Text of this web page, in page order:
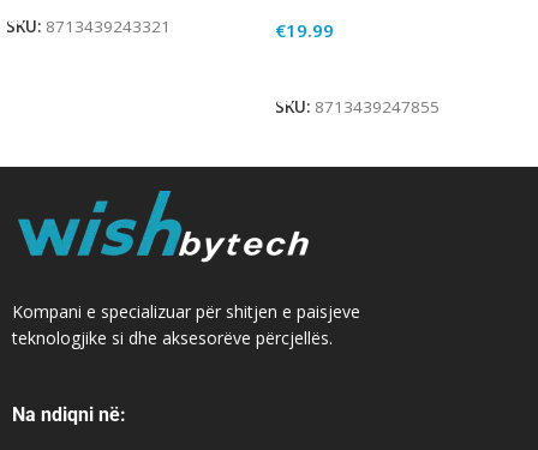
SKU: 8713439243321
€19.99
SKU: 8713439247855
Kompani e specializuar për shitjen e paisjeve
teknologjike si dhe aksesorëve përcjellës.
Na ndiqni në: